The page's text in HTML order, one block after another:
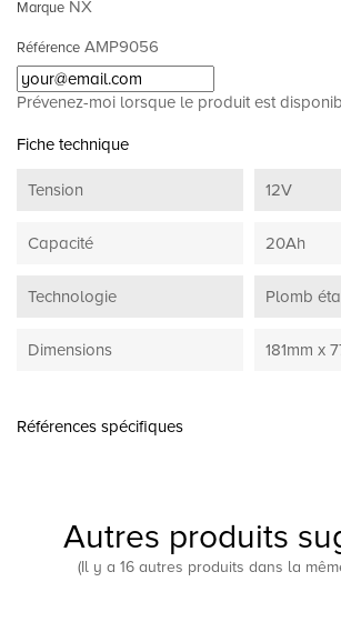
Marque NX
Référence AMP9056
Prévenez-moi lorsque le produit est
Fiche technique
Tension 12V
Capacité 20Ah
Technologie Plomb
Dimensions 181mm x
Références spécifiques
Autres produits
(Il y a 16 autres produits dans la